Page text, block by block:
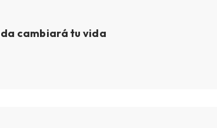
cambiará tu vida